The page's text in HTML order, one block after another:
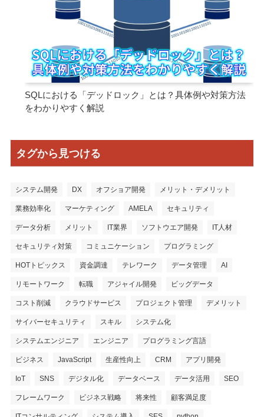
SQLにおける「デッドロック」とは？具体例や対策方法
をわかりやすく解説
タグから見つける
システム開発 DX オフショア開発 メリット・デメリット
業務効率化 マーケティング AMELA セキュリティ
データ分析 メリット IT業界 ソフトウエア開発 IT人材
セキュリティ対策 コミュニケーション プログラミング
HOTトピックス 資金調達 テレワーク データ管理 AI
リモートワーク 転職 アジャイル開発 ビッグデータ
コスト削減 クラウドサービス プロジェクト管理 デメリット
サイバーセキュリティ スキル システム化
システムエンジニア エンジニア プログラミング言語
ビジネス JavaScript 生産性向上 CRM アプリ開発
IoT SNS デジタル化 データベース データ活用 SEO
フレームワーク ビジネス戦略 将来性 顧客満足度